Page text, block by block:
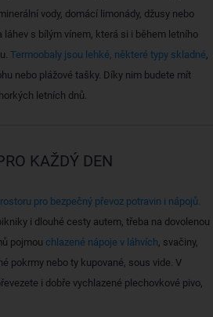
vody, domácí limonády, džusy nebo
láhev s bílým vínem, která si i během letního
Termoobaly jsou lehké, některé typy skladné
nebo plážové tašky. Díky nim budete mít
letních dnů.
KAŽDÝ DEN
pro bezpečný převoz potravin i nápojů.
i dlouhé cesty autem, třeba na dovolenou
pojmou chlazené nápoje v láhvích , svačiny,
pokrmy nebo ty kupované, sous vide. V
i dobře vychlazené plechovkové pivo,